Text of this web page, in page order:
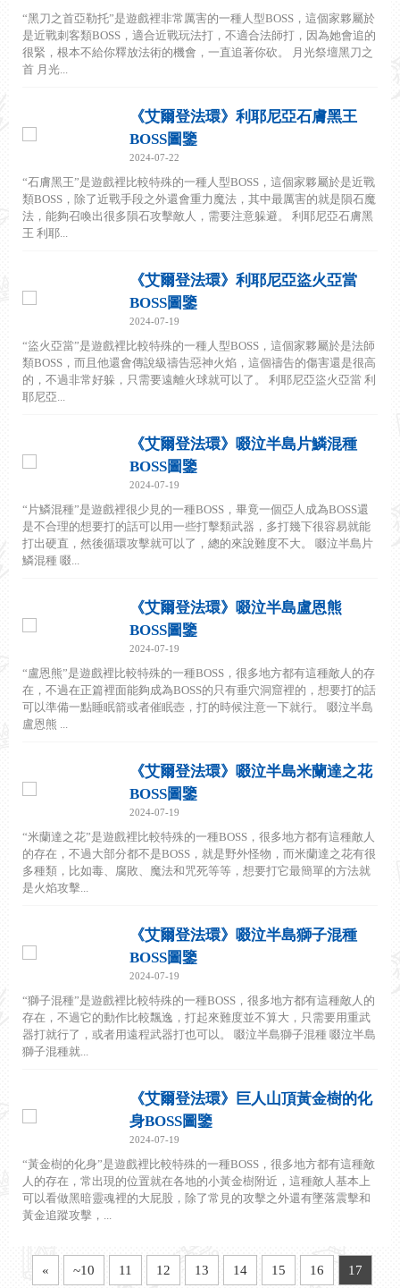
“黑刀之首亞勒托”是遊戲裡非常厲害的一種人型BOSS，這個家夥屬於
是近戰刺客類BOSS，適合近戰玩法打，不適合法師打，因為她會追的
很緊，根本不給你釋放法術的機會，一直追著你砍。 月光祭壇黑刀之
首 月光...
《艾爾登法環》利耶尼亞石膚黑王
BOSS圖鑒
2024-07-22
“石膚黑王”是遊戲裡比較特殊的一種人型BOSS，這個家夥屬於是近戰
類BOSS，除了近戰手段之外還會重力魔法，其中最厲害的就是隕石魔
法，能夠召喚出很多隕石攻擊敵人，需要注意躲避。 利耶尼亞石膚黑
王 利耶...
《艾爾登法環》利耶尼亞盜火亞當
BOSS圖鑒
2024-07-19
“盜火亞當”是遊戲裡比較特殊的一種人型BOSS，這個家夥屬於是法師
類BOSS，而且他還會傳說級禱告惡神火焰，這個禱告的傷害還是很高
的，不過非常好躲，只需要遠離火球就可以了。 利耶尼亞盜火亞當 利
耶尼亞...
《艾爾登法環》啜泣半島片鱗混種
BOSS圖鑒
2024-07-19
“片鱗混種”是遊戲裡很少見的一種BOSS，畢竟一個亞人成為BOSS還
是不合理的想要打的話可以用一些打擊類武器，多打幾下很容易就能
打出硬直，然後循環攻擊就可以了，總的來說難度不大。 啜泣半島片
鱗混種 啜...
《艾爾登法環》啜泣半島盧恩熊
BOSS圖鑒
2024-07-19
“盧恩熊”是遊戲裡比較特殊的一種BOSS，很多地方都有這種敵人的存
在，不過在正篇裡面能夠成為BOSS的只有垂穴洞窟裡的，想要打的話
可以準備一點睡眠箭或者催眠壺，打的時候注意一下就行。 啜泣半島
盧恩熊 ...
《艾爾登法環》啜泣半島米蘭達之花
BOSS圖鑒
2024-07-19
“米蘭達之花”是遊戲裡比較特殊的一種BOSS，很多地方都有這種敵人
的存在，不過大部分都不是BOSS，就是野外怪物，而米蘭達之花有很
多種類，比如毒、腐敗、魔法和咒死等等，想要打它最簡單的方法就
是火焰攻擊...
《艾爾登法環》啜泣半島獅子混種
BOSS圖鑒
2024-07-19
“獅子混種”是遊戲裡比較特殊的一種BOSS，很多地方都有這種敵人的
存在，不過它的動作比較飄逸，打起來難度並不算大，只需要用重武
器打就行了，或者用遠程武器打也可以。 啜泣半島獅子混種 啜泣半島
獅子混種就...
《艾爾登法環》巨人山頂黃金樹的化
身BOSS圖鑒
2024-07-19
“黃金樹的化身”是遊戲裡比較特殊的一種BOSS，很多地方都有這種敵
人的存在，常出現的位置就在各地的小黃金樹附近，這種敵人基本上
可以看做黑暗靈魂裡的大屁股，除了常見的攻擊之外還有墜落震擊和
黃金追蹤攻擊，...
« ~10 11 12 13 14 15 16 17